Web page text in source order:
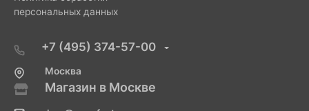
персональных данных
+7 (495) 374-57-00
Москва
Магазин в Москве